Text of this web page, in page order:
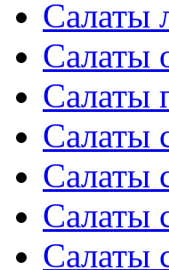
Салаты
Салаты
Салаты
Салаты
Салаты
Салаты
Салаты